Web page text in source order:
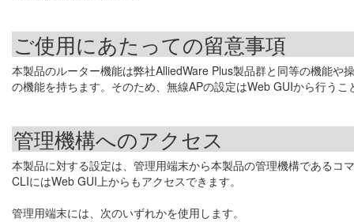
ご使用にあたっての留意事項
本製品のルーター機能は弊社AlliedWare Plus製品群と同等の機能
の機能を持ちます。そのため、無線APの設定はWeb GUIから行うこ
管理機構へのアクセス
本製品に対する設定は、管理用端末から本製品の管理機構である
CLIにはWeb GUI上からもアクセスできます。
管理用端末には、次のいずれかを使用します。